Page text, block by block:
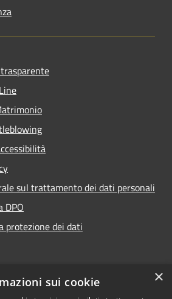
sul trattamento dei dati personali
DPO
protezione dei dati
×
sui cookie